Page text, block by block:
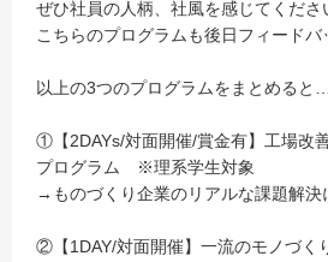
ぜひ社員の人柄、社風を感じてくださ
こちらのプログラムも後日フィードバ
以上の3つのプログラムをまとめると…
①【2DAYs/対面開催/賞金有】工場改
プログラム ※理系学生対象
→ものづくり企業のリアルな課題解決
②【1DAY/対面開催】一流のモノづく